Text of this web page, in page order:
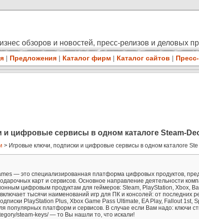
обзоров и новостей, пресс-релизов и деловых
| Предложения | Каталог фирм | Каталог сайтов |
цифровые сервисы в одном каталоге Steam-
> Игровые ключи, подписки и цифровые сервисы в одном каталоге Ste
— это специализированная платформа цифровых продуктов,
карт и сервисов. Основное направление деятельности
цифровым продуктам для геймеров: Steam, PlayStation, Xbox,
включает тысячи наименований игр для ПК и консолей: от последних
PlayStation Plus, Xbox Game Pass Ultimate, EA Play, Fallout 1st,
популярных платформ и сервисов. В случае если Вам надо: ключи
steam-keys/ — то Вы нашли то, что искали!